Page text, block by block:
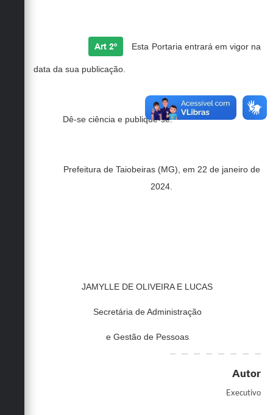
Art 2º Esta Portaria entrará em vigor na
data da sua publicação.
Dê-se ciência e publique-se.
Prefeitura de Taiobeiras (MG), em 22 de janeiro de
2024.
JAMYLLE DE OLIVEIRA E LUCAS
Secretária de Administração
e Gestão de Pessoas
Autor
Executivo